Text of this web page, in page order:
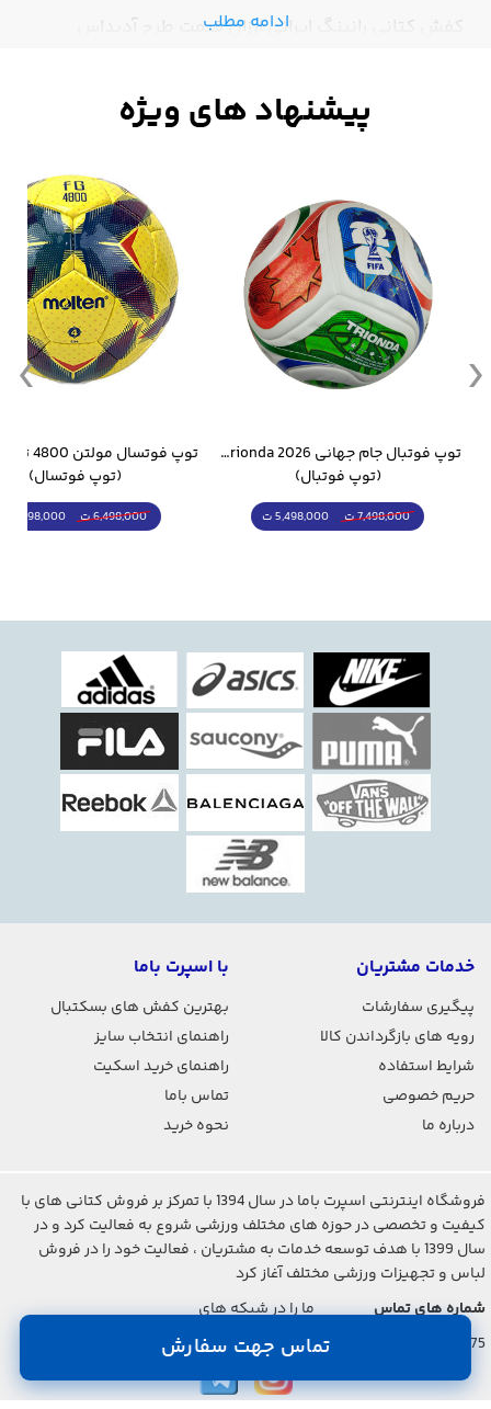
تماس جهت سفارش
کفش کتانی رانینگ ایرانی ارزان قیمت طرح آدیداس
ادامه مطلب
توپ فوتبال جام جهانی 2026 Trionda مشابه اورجینال
(توپ فوتبال)
7,498,000 ت 5,498,000 ت
(توپ فوتسال)
6,498,000 ت 5,298,000 ت
خدمات مشتریان
پیگیری سفارشات
رویه های بازگرداندن کالا
شرایط استفاده
حریم خصوصی
درباره ما
با اسپرت باما
بهترین کفش های بسکتبال
راهنمای انتخاب سایز
راهنمای خرید اسکیت
تماس باما
نحوه خرید
فروشگاه اینترنتی اسپرت باما در سال 1394 با تمرکز بر فروش کتانی های با
کیفیت و تخصصی در حوزه های مختلف ورزشی شروع به فعالیت کرد و در
سال 1399 با هدف توسعه خدمات به مشتریان ، فعالیت خود را در فروش
لباس و تجهیزات ورزشی مختلف آغاز کرد
شماره های تماس
021-2842-7275
ما را در شبکه های
اجتماعی دنبال کنید